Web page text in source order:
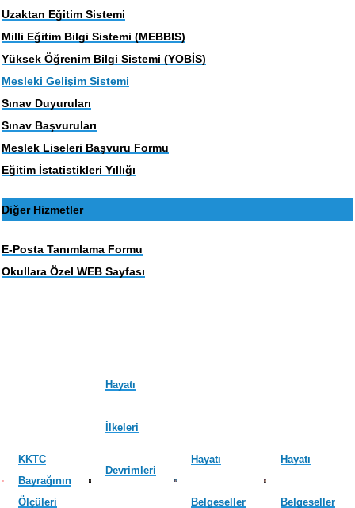
Uzaktan Eğitim Sistemi
Milli Eğitim Bilgi Sistemi (MEBBIS)
Yüksek Öğrenim Bilgi Sistemi (YOBİS)
Mesleki Gelişim Sistemi
Sınav Duyuruları
Sınav Başvuruları
Meslek Liseleri Başvuru Formu
Eğitim İstatistikleri Yıllığı
Diğer Hizmetler
E-Posta Tanımlama Formu
Okullara Özel WEB Sayfası
KKTC
Bayrağının
Ölçüleri
Hayatı
İlkeleri
Devrimleri
Hayatı
Belgeseller
Hayatı
Belgeseller